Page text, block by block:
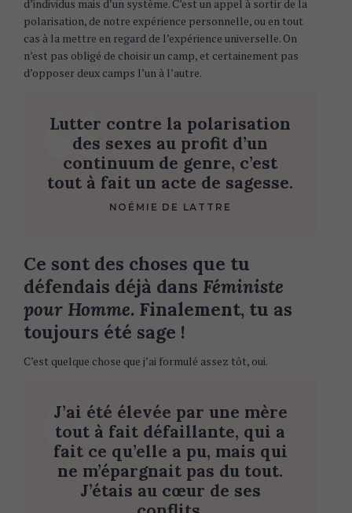
d’individus mais d’un système. C’est un appel à sortir de la
polarisation, de notre expérience personnelle, ou en tout
cas à la mettre en regard de l’expérience universelle. On
n’est pas obligé de choisir un camp, et certainement pas
d’opposer deux camps l’un à l’autre.
Lutter contre la polarisation
des sexes au profit d’un
continuum de genre, c’est
tout à fait un acte de sagesse.
NOÉMIE DE LATTRE
Ce sont des choses que tu
défendais déjà dans Féministe
pour Homme. Finalement, tu as
toujours été sage !
C’est quelque chose que j’ai formulé assez tôt, oui.
J’ai été élevée par une mère
tout à fait défaillante, qui a
fait ce qu’elle a pu, mais qui
ne m’épargnait pas du tout.
J’étais au cœur de ses